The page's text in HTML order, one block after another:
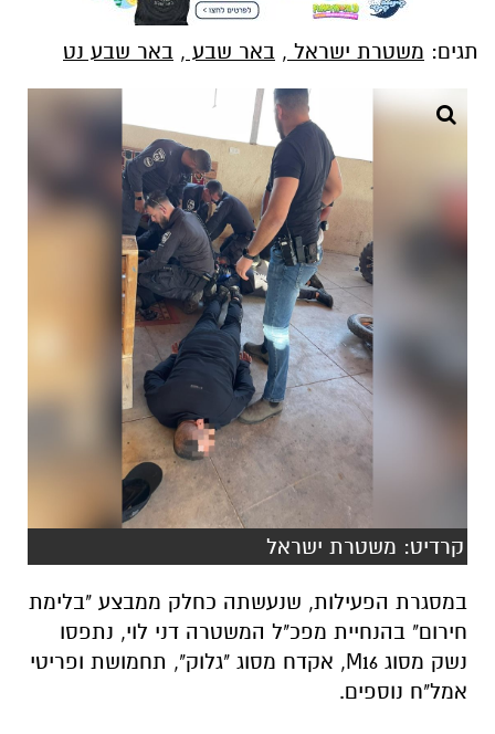
תגים: משטרת ישראל , באר שבע , באר שבע נט
קרדיט: משטרת ישראל
במסגרת הפעילות, שנעשתה כחלק ממבצע "בלימת
חירום" בהנחיית מפכ"ל המשטרה דני לוי, נתפסו
נשק מסוג M16, אקדח מסוג "גלוק", תחמושת ופריטי
אמל"ח נוספים.